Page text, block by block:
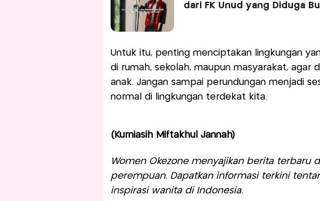
dari FK Unud yang Diduga
Untuk itu, penting menciptakan lingkungan
di rumah, sekolah, maupun masyarakat, agar
anak. Jangan sampai perundungan menjadi
normal di lingkungan terdekat kita.
(Kurniasih Miftakhul Jannah)
Women Okezone menyajikan berita terbaru
perempuan. Dapatkan informasi terkini
inspirasi wanita di Indonesia.